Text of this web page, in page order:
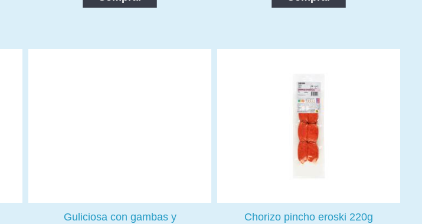
Guliciosa con gambas y
Chorizo pincho eroski 220g